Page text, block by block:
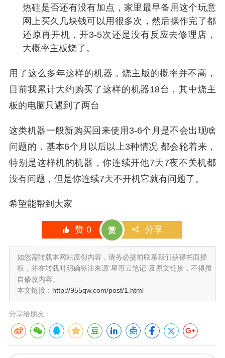
热硅是否还有没有加点，家里最早备用这个玩意
网上买久几块钱可以用很多次，然后操作完了都
还原再开机，开3-5次还是没有反应去修理店，
大概率主板烧了。
用了这么多年这样的机器，烧主版的概率并不高，
目前我累计大约购买了这样的机器18台，其中烧主
板的电脑只遇到了两台
这类机器一般新购买回来使用3-6个月是不会出现啥
问题的，基本6个月以后以上3种情况 都会轮着来，
特别是这样机的机器，你连续开他7天7夜不关机都
没有问题，但是你连续7天不开机它就有问题了。
希望能帮到大家
赞 0 赏 分享
如您需转载本网站原创内容，请务必提前联系我们获得书面授
权，并在转载时明确标注来源“星哥云笔记”及原文链接，不得擅
自修改内容。
本文链接： http://955qw.com/post/1.html
分享给朋友：